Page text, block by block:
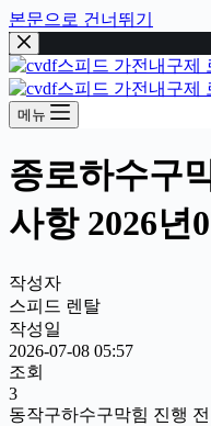
본문으로 건너뛰기
메뉴
종로하수구
사항 2026년
작성자
스피드 렌탈
작성일
2026-07-08 05:57
조회
3
동작구하수구막힘 진행